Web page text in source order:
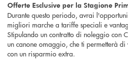
Offerte Esclusive per la Stagione
Durante questo periodo, avrai
migliori marche a tariffe speciali e
Stipulando un contratto di noleggio con
un canone omaggio, che ti permetterà
con un risparmio extra.